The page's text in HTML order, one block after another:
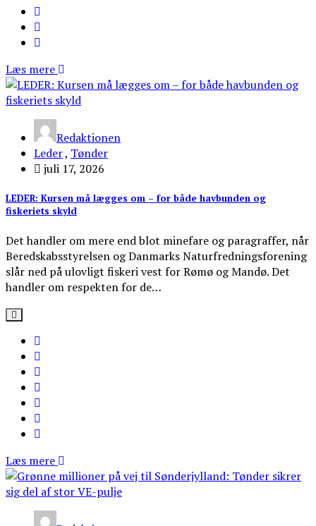
Læs mere
Redaktionen
Leder, Tønder
juli 17, 2026
LEDER: Kursen må lægges om – for både havbunden og
fiskeriets skyld
Det handler om mere end blot minefare og paragraffer, når
Beredskabsstyrelsen og Danmarks Naturfredningsforening
slår ned på ulovligt fiskeri vest for Rømø og Mandø. Det
handler om respekten for de…
Læs mere